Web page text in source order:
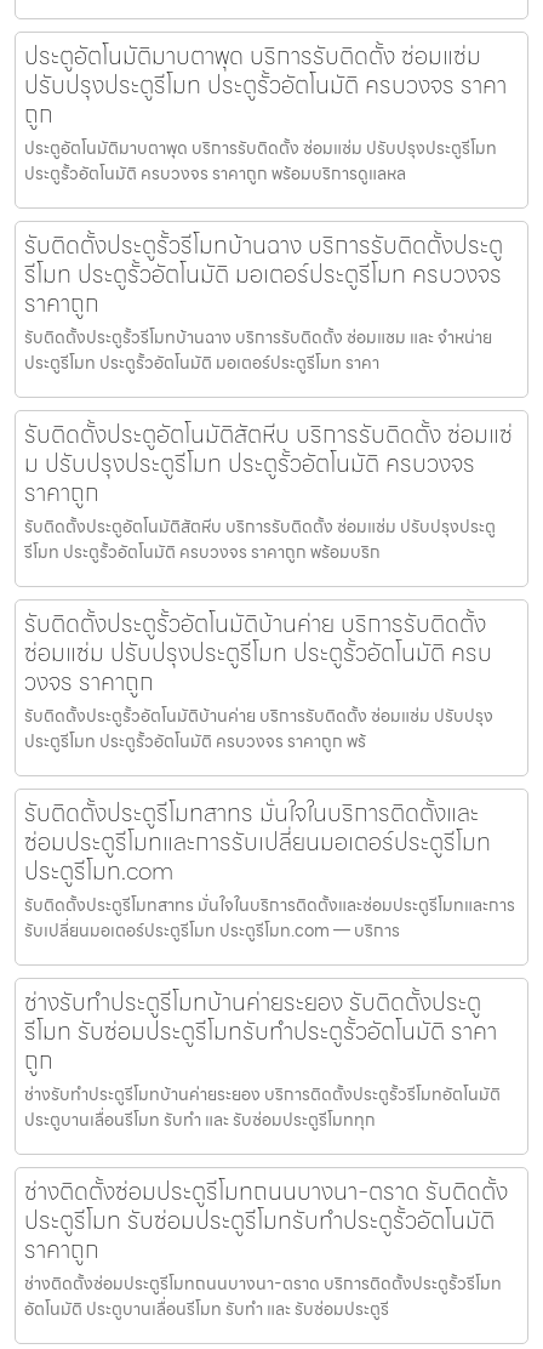
ประตูอัตโนมัติมาบตาพุด บริการรับติดตั้ง ซ่อมแซ่ม
ปรับปรุงประตูรีโมท ประตูรั้วอัตโนมัติ ครบวงจร ราคา
ถูก
ประตูอัตโนมัติมาบตาพุด บริการรับติดตั้ง ซ่อมแซ่ม ปรับปรุงประตูรีโมท
ประตูรั้วอัตโนมัติ ครบวงจร ราคาถูก พร้อมบริการดูแลหล
รับติดตั้งประตูรั้วรีโมทบ้านฉาง บริการรับติดตั้งประตู
รีโมท ประตูรั้วอัตโนมัติ มอเตอร์ประตูรีโมท ครบวงจร
ราคาถูก
รับติดตั้งประตูรั้วรีโมทบ้านฉาง บริการรับติดตั้ง ซ่อมแซม และ จำหน่าย
ประตูรีโมท ประตูรั้วอัตโนมัติ มอเตอร์ประตูรีโมท ราคา
รับติดตั้งประตูอัตโนมัติสัตหีบ บริการรับติดตั้ง ซ่อมแซ่
ม ปรับปรุงประตูรีโมท ประตูรั้วอัตโนมัติ ครบวงจร
ราคาถูก
รับติดตั้งประตูอัตโนมัติสัตหีบ บริการรับติดตั้ง ซ่อมแซ่ม ปรับปรุงประตู
รีโมท ประตูรั้วอัตโนมัติ ครบวงจร ราคาถูก พร้อมบริก
รับติดตั้งประตูรั้วอัตโนมัติบ้านค่าย บริการรับติดตั้ง
ซ่อมแซ่ม ปรับปรุงประตูรีโมท ประตูรั้วอัตโนมัติ ครบ
วงจร ราคาถูก
รับติดตั้งประตูรั้วอัตโนมัติบ้านค่าย บริการรับติดตั้ง ซ่อมแซ่ม ปรับปรุง
ประตูรีโมท ประตูรั้วอัตโนมัติ ครบวงจร ราคาถูก พร้
รับติดตั้งประตูรีโมทสาทร มั่นใจในบริการติดตั้งและ
ซ่อมประตูรีโมทและการรับเปลี่ยนมอเตอร์ประตูรีโมท
ประตูรีโมท.com
รับติดตั้งประตูรีโมทสาทร มั่นใจในบริการติดตั้งและซ่อมประตูรีโมทและการ
รับเปลี่ยนมอเตอร์ประตูรีโมท ประตูรีโมท.com — บริการ
ช่างรับทำประตูรีโมทบ้านค่ายระยอง รับติดตั้งประตู
รีโมท รับซ่อมประตูรีโมทรับทำประตูรั้วอัตโนมัติ ราคา
ถูก
ช่างรับทำประตูรีโมทบ้านค่ายระยอง บริการติดตั้งประตูรั้วรีโมทอัตโนมัติ
ประตูบานเลื่อนรีโมท รับทำ และ รับซ่อมประตูรีโมททุก
ช่างติดตั้งซ่อมประตูรีโมทถนนบางนา-ตราด รับติดตั้ง
ประตูรีโมท รับซ่อมประตูรีโมทรับทำประตูรั้วอัตโนมัติ
ราคาถูก
ช่างติดตั้งซ่อมประตูรีโมทถนนบางนา-ตราด บริการติดตั้งประตูรั้วรีโมท
อัตโนมัติ ประตูบานเลื่อนรีโมท รับทำ และ รับซ่อมประตูรี